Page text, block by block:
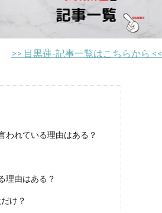
>> 目黒蓮-記事一覧はこちらから <<
われている理由はある？
理由はある？
け？